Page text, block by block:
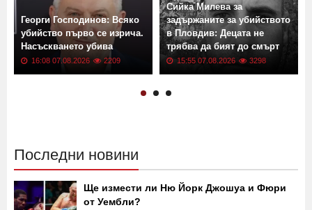
Георги Господинов: Всяко
убийство първо се изрича.
Насъскването убива
16:08 07.08.2026 2209
Сийка Милева за
задържаните за убийството
в Пловдив: Децата не
трябва да бият до смърт
15:55 07.08.2026 3298
Последни новини
Ще измести ли Ню Йорк Джошуа и Фюри
от Уембли?